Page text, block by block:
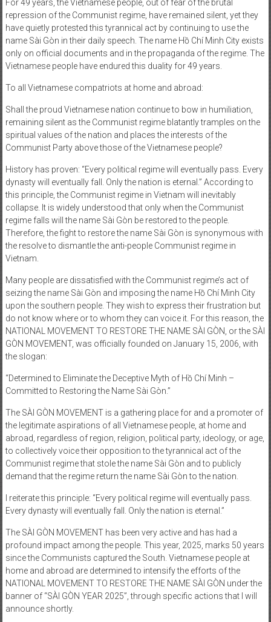
For 49 years, the Vietnamese people, out of fear of the brutal
repression of the Communist regime, have remained silent, yet they
have quietly protested this tyrannical act by continuing to use the
name Sài Gòn in their daily speech. The name Hồ Chí Minh City exists
only on official documents and in the propaganda of the regime. The
Vietnamese people have endured this duality for 49 years.
To all Vietnamese compatriots at home and abroad:
Shall the proud Vietnamese nation continue to bow in humiliation,
remaining silent as the Communist regime blatantly tramples on the
spiritual values of the nation and places the interests of the
Communist Party above those of the Vietnamese people?
History has proven: “Every political regime will eventually pass. Every
dynasty will eventually fall. Only the nation is eternal.” According to
this principle, the Communist regime in Vietnam will inevitably
collapse. It is widely understood that only when the Communist
regime falls will the name Sài Gòn be restored to the people.
Therefore, the fight to restore the name Sài Gòn is synonymous with
the resolve to dismantle the anti-people Communist regime in
Vietnam.
Many people are dissatisfied with the Communist regime’s act of
seizing the name Sài Gòn and imposing the name Hồ Chí Minh City
upon the southern people. They wish to express their frustration but
do not know where or to whom they can voice it. For this reason, the
NATIONAL MOVEMENT TO RESTORE THE NAME SÀI GÒN, or the SÀI
GÒN MOVEMENT, was officially founded on January 15, 2006, with
the slogan:
“Determined to Eliminate the Deceptive Myth of Hồ Chí Minh –
Committed to Restoring the Name Sài Gòn.”
The SÀI GÒN MOVEMENT is a gathering place for and a promoter of
the legitimate aspirations of all Vietnamese people, at home and
abroad, regardless of region, religion, political party, ideology, or age,
to collectively voice their opposition to the tyrannical act of the
Communist regime that stole the name Sài Gòn and to publicly
demand that the regime return the name Sài Gòn to the nation.
I reiterate this principle: “Every political regime will eventually pass.
Every dynasty will eventually fall. Only the nation is eternal.”
The SÀI GÒN MOVEMENT has been very active and has had a
profound impact among the people. This year, 2025, marks 50 years
since the Communists captured the South. Vietnamese people at
home and abroad are determined to intensify the efforts of the
NATIONAL MOVEMENT TO RESTORE THE NAME SÀI GÒN under the
banner of “SÀI GÒN YEAR 2025”, through specific actions that I will
announce shortly.